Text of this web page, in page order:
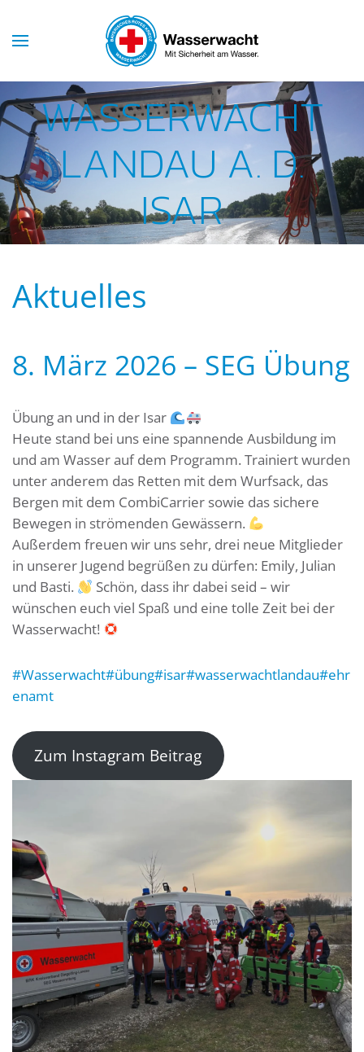
Skip to main content
WASSERWACHT
LANDAU A. D.
ISAR
Aktuelles
8. März 2026 – SEG Übung
Übung an und in der Isar
Heute stand bei uns eine spannende Ausbildung im
und am Wasser auf dem Programm. Trainiert wurden
unter anderem das Retten mit dem Wurfsack, das
Bergen mit dem CombiCarrier sowie das sichere
Bewegen in strömenden Gewässern.
Außerdem freuen wir uns sehr, drei neue Mitglieder
in unserer Jugend begrüßen zu dürfen: Emily, Julian
und Basti.
Schön, dass ihr dabei seid – wir
wünschen euch viel Spaß und eine tolle Zeit bei der
Wasserwacht!
#Wasserwacht#übung#isar#wasserwachtlandau#ehr
enamt
Zum Instagram Beitrag